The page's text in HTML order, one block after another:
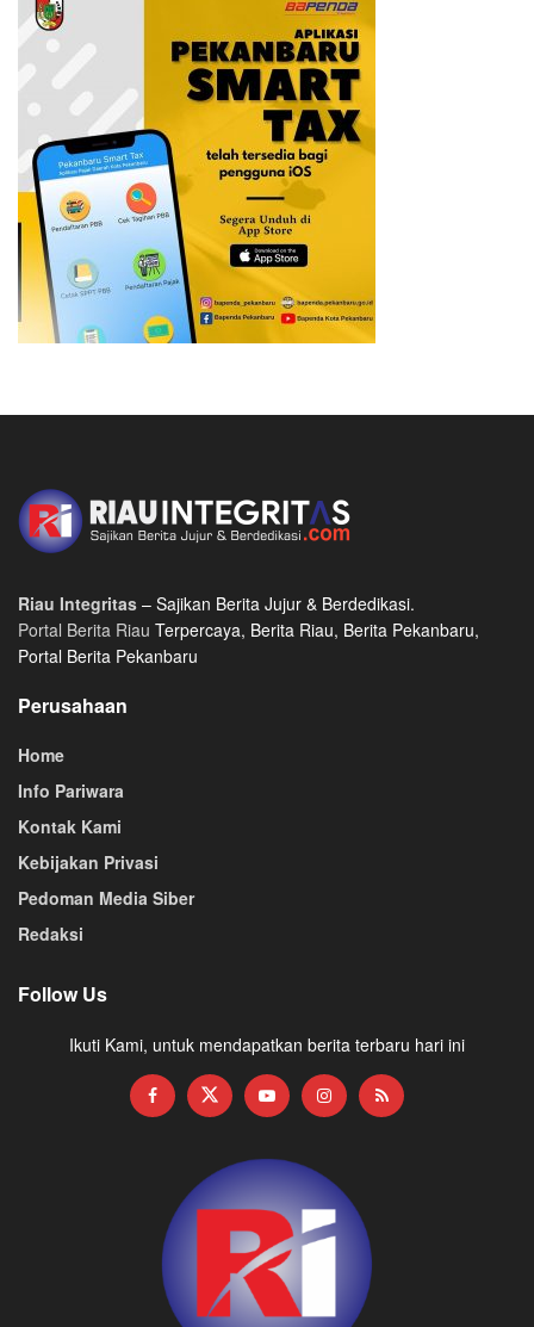
Riau Integritas – Sajikan Berita Jujur & Berdedikasi.
Portal Berita Riau Terpercaya, Berita Riau, Berita Pekanbaru,
Portal Berita Pekanbaru
Perusahaan
Home
Info Pariwara
Kontak Kami
Kebijakan Privasi
Pedoman Media Siber
Redaksi
Follow Us
Ikuti Kami, untuk mendapatkan berita terbaru hari ini